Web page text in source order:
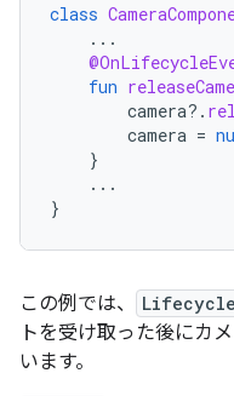
class
...
fun
camera?.
camera =
}
...
}
この例では、
トを受け取った後にカ
います。